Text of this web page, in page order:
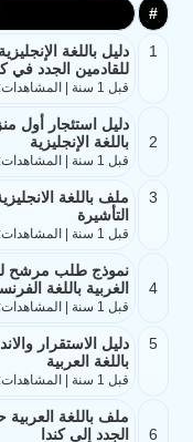
#
1
دليل باللغة
للقادمين الجدد في
قبل 1 سنة | المشاهدات: 356 | الحجم: 545.6KB
2
دليل استئجار أول
باللغة الإنجليزية
قبل 1 سنة | المشاهدات: 462 | الحجم: 5.7MB
3
ملف باللغة
التأشيرة
قبل 1 سنة | المشاهدات: 11248 | الحجم: 505.5KB
4
نموذج طلب مرشح
الغربية باللغة
قبل 1 سنة | المشاهدات: 11140 | الحجم: 285KB
5
دليل الاستقرار
باللغة العربية
قبل 1 سنة | المشاهدات: 11544 | الحجم: 5.1MB
6
ملف باللغة العربية
الجدد إلى كندا